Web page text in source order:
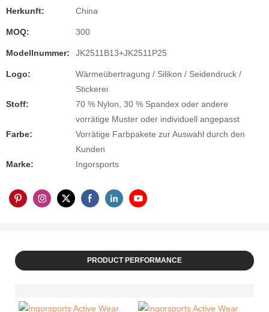
Herkunft: China
MOQ: 300
Modellnummer: JK2511B13+JK2511P25
Logo:
Wärmeübertragung / Silikon / Seidendruck /
Stickerei
Stoff:
70 % Nylon, 30 % Spandex oder andere
vorrätige Muster oder individuell angepasst
Farbe:
Vorrätige Farbpakete zur Auswahl durch den
Kunden
Marke:
Ingorsports
PRODUCT PERFORMANCE